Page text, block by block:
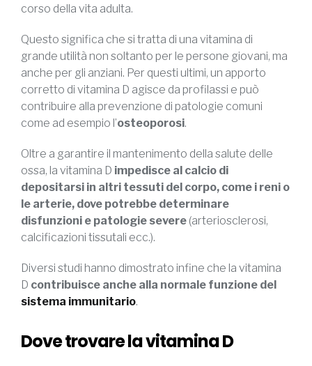
corso della vita adulta.
Questo significa che si tratta di una vitamina di
grande utilità non soltanto per le persone giovani, ma
anche per gli anziani. Per questi ultimi, un apporto
corretto di vitamina D agisce da profilassi e può
contribuire alla prevenzione di patologie comuni
come ad esempio l’osteoporosi.
Oltre a garantire il mantenimento della salute delle
ossa, la vitamina D impedisce al calcio di
depositarsi in altri tessuti del corpo, come i reni o
le arterie, dove potrebbe determinare
disfunzioni e patologie severe (arteriosclerosi,
calcificazioni tissutali ecc.).
Diversi studi hanno dimostrato infine che la vitamina
D contribuisce anche alla normale funzione del
sistema immunitario.
Dove trovare la vitamina D